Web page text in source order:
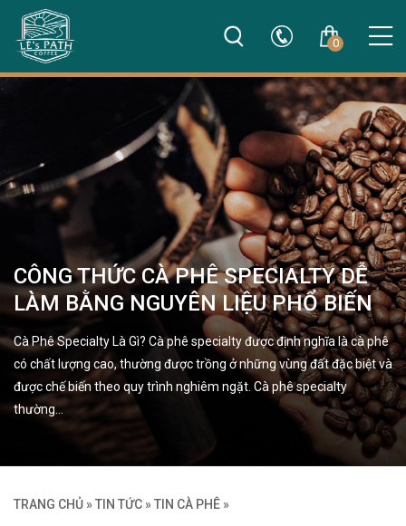
0
CÔNG THỨC CÀ PHÊ SPECIALTY DỄ
LÀM BẰNG NGUYÊN LIỆU PHỔ BIẾN
Cà Phê Specialty Là Gì? Cà phê specialty được định nghĩa là cà phê
có chất lượng cao, thường được trồng ở những vùng đất đặc biệt và
được chế biến theo quy trình nghiêm ngặt. Cà phê specialty
thường…
TRANG CHỦ » TIN TỨC » TIN CÀ PHÊ »